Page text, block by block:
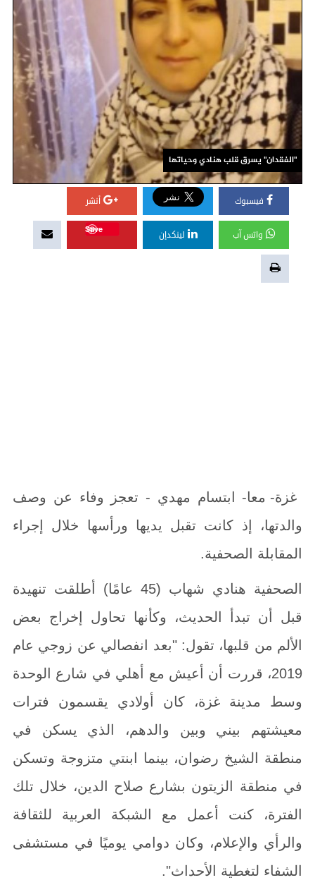
"الفقدان" يسرق قلب هنادي وحياتها
فيسبوك أنشر
واتس آب لينكدإن
Save
غزة- معا- ابتسام مهدي - تعجز وفاء عن وصف
والدتها، إذ كانت تقبل يديها ورأسها خلال إجراء
المقابلة الصحفية.
الصحفية هنادي شهاب (45 عامًا) أطلقت تنهيدة
قبل أن تبدأ الحديث، وكأنها تحاول إخراج بعض
الألم من قلبها، تقول: "بعد انفصالي عن زوجي عام
2019، قررت أن أعيش مع أهلي في شارع الوحدة
وسط مدينة غزة، كان أولادي يقسمون فترات
معيشتهم بيني وبين والدهم، الذي يسكن في
منطقة الشيخ رضوان، بينما ابنتي متزوجة وتسكن
في منطقة الزيتون بشارع صلاح الدين، خلال تلك
الفترة، كنت أعمل مع الشبكة العربية للثقافة
والرأي والإعلام، وكان دوامي يوميًا في مستشفى
الشفاء لتغطية الأحداث".